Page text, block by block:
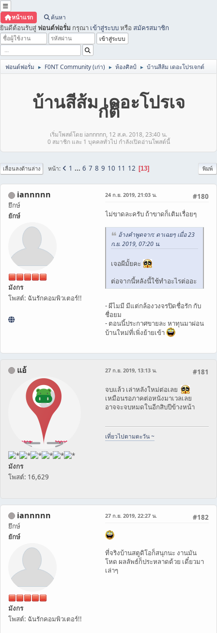
หน้าแรก ค้นหา
ยินดีต้อนรับสู่ ฟอนต์ฟอรั่ม กรุณา เข้าสู่ระบบหรือ สมัครสมาชิก
ฟอนต์ฟอรั่ม ► F0NT Community (เก่า) ► ห้องศิลป์ ► บ้านสีส้ม เดอะโปรเจกต์
บ้านสีส้ม เดอะโปรเจ
กต์
เริ่มโพสต์โดย iannnnn, 12 ส.ค. 2018, 23:40 น.
0 สมาชิก และ 1 บุคคลทั่วไป กำลังเปิดอ่านโพสต์นี้
พิมพ์
เลื่อนลงด้านล่าง หน้า 1 ... 6 7 8 9 10 11 12 13
iannnnn
ยึกษ์
ยักษ์
มังกร
โพสต์: ฉันรักคอมพิวเตอร์!!
#180
24 ก.ย. 2019, 21:03 น.
ไม่ขาดละครับ ถ้าขาดก็เติมเรื่อยๆ
อ้างคำพูดจาก: ดาเฉยๆ เมื่อ 23
ก.ย. 2019, 07:20 น.
เจอผีมั้ยคะ
ต่อจากนี้หลังนี้ใช้ทำอะไรต่ออะ
- ผีไมมี มีแต่กล้องวงจรปิดชื่อรัก กับ
ชื่อยม
- ตอนนี้ประกาศขายละ หาทุนมาผ่อน
บ้านใหม่ที่เพิ่งย้ายเข้า
แอ้
มังกร
โพสต์: 16,629
#181
27 ก.ย. 2019, 13:13 น.
จบแล้ว เล่าหลังใหม่ต่อเลย
เหมือนรอภาคต่อหนังมาเวลเลย
อาจจะจบหมดในอีกสิบปีข้างหน้า
เที่ยวไปตามตะวัน ~
iannnnn
ยึกษ์
ยักษ์
มังกร
โพสต์: ฉันรักคอมพิวเตอร์!!
#182
27 ก.ย. 2019, 22:27 น.
ที่จริงบ้านสตูดิโอก็สนุกนะ งานมัน
โหด ผลลัพธ์ก็ประหลาดด้วย เดี๋ยวมา
เล่าๆ